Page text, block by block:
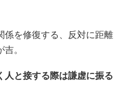
係を修復する、反対に距離
。
人と接する際は謙虚に振る